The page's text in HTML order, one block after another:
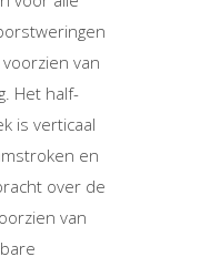
van
Het half-
is verticaal
en
over de
van